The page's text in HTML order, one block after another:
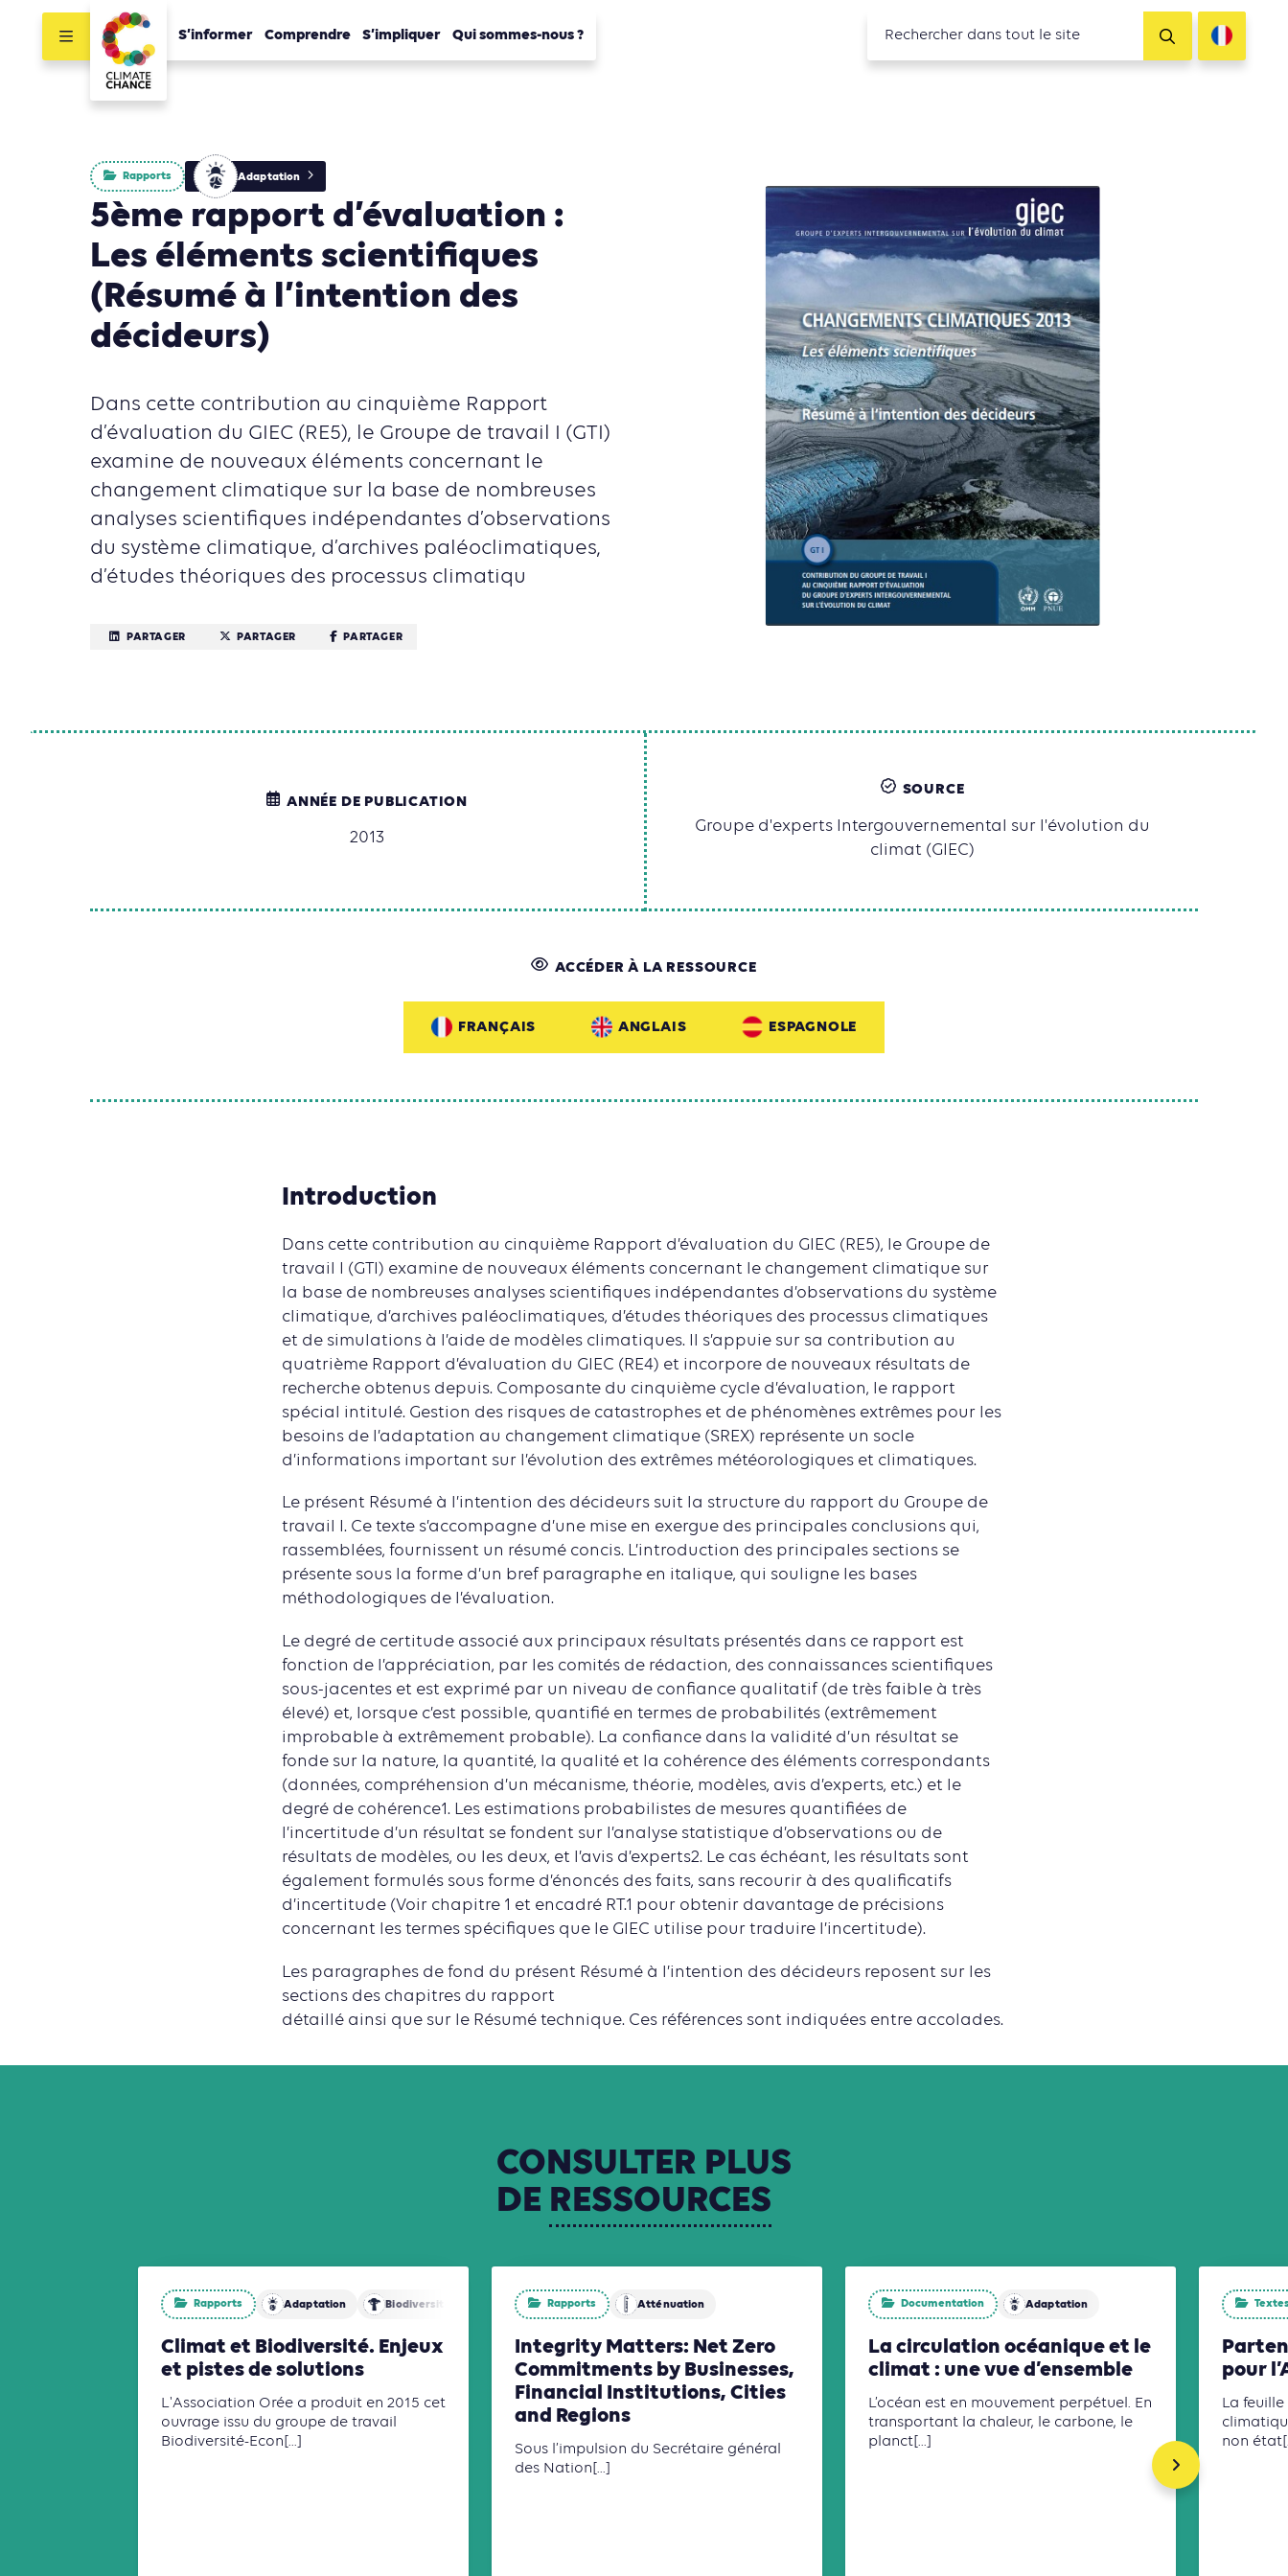
S’informer Comprendre S’impliquer Qui sommes-nous ?
Rapports Adaptation
5ème rapport d’évaluation :
Les éléments scientifiques
(Résumé à l’intention des
décideurs)
Dans cette contribution au cinquième Rapport
d’évaluation du GIEC (RE5), le Groupe de travail I (GTI)
examine de nouveaux éléments concernant le
changement climatique sur la base de nombreuses
analyses scientifiques indépendantes d’observations
du système climatique, d’archives paléoclimatiques,
d’études théoriques des processus climatiqu
PARTAGER PARTAGER PARTAGER
ANNÉE DE PUBLICATION
2013
SOURCE
Groupe d'experts Intergouvernemental sur l'évolution du
climat (GIEC)
ACCÉDER À LA RESSOURCE
FRANÇAIS ANGLAIS ESPAGNOLE
Introduction
Dans cette contribution au cinquième Rapport d’évaluation du GIEC (RE5), le Groupe de
travail I (GTI) examine de nouveaux éléments concernant le changement climatique sur
la base de nombreuses analyses scientifiques indépendantes d’observations du système
climatique, d’archives paléoclimatiques, d’études théoriques des processus climatiques
et de simulations à l’aide de modèles climatiques. Il s’appuie sur sa contribution au
quatrième Rapport d’évaluation du GIEC (RE4) et incorpore de nouveaux résultats de
recherche obtenus depuis. Composante du cinquième cycle d’évaluation, le rapport
spécial intitulé. Gestion des risques de catastrophes et de phénomènes extrêmes pour les
besoins de l’adaptation au changement climatique (SREX) représente un socle
d’informations important sur l’évolution des extrêmes météorologiques et climatiques.
Le présent Résumé à l’intention des décideurs suit la structure du rapport du Groupe de
travail I. Ce texte s’accompagne d’une mise en exergue des principales conclusions qui,
rassemblées, fournissent un résumé concis. L’introduction des principales sections se
présente sous la forme d’un bref paragraphe en italique, qui souligne les bases
méthodologiques de l’évaluation.
Le degré de certitude associé aux principaux résultats présentés dans ce rapport est
fonction de l’appréciation, par les comités de rédaction, des connaissances scientifiques
sous-jacentes et est exprimé par un niveau de confiance qualitatif (de très faible à très
élevé) et, lorsque c’est possible, quantifié en termes de probabilités (extrêmement
improbable à extrêmement probable). La confiance dans la validité d’un résultat se
fonde sur la nature, la quantité, la qualité et la cohérence des éléments correspondants
(données, compréhension d’un mécanisme, théorie, modèles, avis d’experts, etc.) et le
degré de cohérence1. Les estimations probabilistes de mesures quantifiées de
l’incertitude d’un résultat se fondent sur l’analyse statistique d’observations ou de
résultats de modèles, ou les deux, et l’avis d’experts2. Le cas échéant, les résultats sont
également formulés sous forme d’énoncés des faits, sans recourir à des qualificatifs
d’incertitude (Voir chapitre 1 et encadré RT.1 pour obtenir davantage de précisions
concernant les termes spécifiques que le GIEC utilise pour traduire l’incertitude).
Les paragraphes de fond du présent Résumé à l’intention des décideurs reposent sur les
sections des chapitres du rapport
détaillé ainsi que sur le Résumé technique. Ces références sont indiquées entre accolades.
CONSULTER PLUS
DE RESSOURCES
Rapports Adaptation Biodiversité
Climat et Biodiversité. Enjeux
et pistes de solutions
L'Association Orée a produit en 2015 cet
ouvrage issu du groupe de travail
Biodiversité-Econ[...]
Rapports Atténuation
Integrity Matters: Net Zero
Commitments by Businesses,
Financial Institutions, Cities
and Regions
Sous l’impulsion du Secrétaire général
des Nation[...]
Documentation Adaptation
La circulation océanique et le
climat : une vue d’ensemble
L’océan est en mouvement perpétuel. En
transportant la chaleur, le carbone, le
planct[...]
pour
La
non